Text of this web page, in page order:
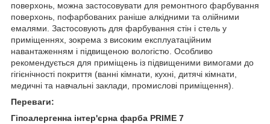
поверхонь, можна застосовувати для ремонтного фарбування
поверхонь, пофарбованих раніше алкідними та олійними
емалями. Застосовують для фарбування стін і стель у
приміщеннях, зокрема з високим експлуатаційним
навантаженням і підвищеною вологістю. Особливо
рекомендується для приміщень із підвищеними вимогами до
гігієнічності покриття (ванні кімнати, кухні, дитячі кімнати,
медичні та навчальні заклади, промислові приміщення).
Переваги:
Гіпоалергенна інтер'єрна фарба PRIME 7